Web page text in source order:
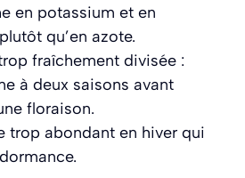
en potassium et en
qu’en azote.
fraîchement divisée :
à deux saisons avant
floraison.
trop abondant en hiver qui